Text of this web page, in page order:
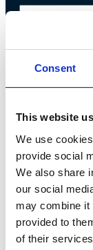
Consent
This website
We use
provide social
We also share
our social
may combine it
provided to
of their
Messaggio*
sulla